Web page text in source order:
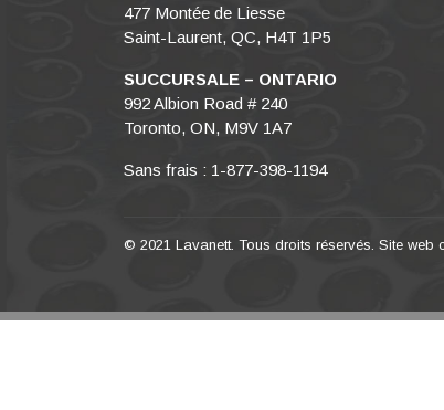
477 Montée de Liesse
Saint-Laurent, QC, H4T 1P5
SUCCURSALE – ONTARIO
992 Albion Road # 240
Toronto, ON, M9V 1A7
Sans frais : 1-877-398-1194
© 2021 Lavanett. Tous droits réservés. Site web